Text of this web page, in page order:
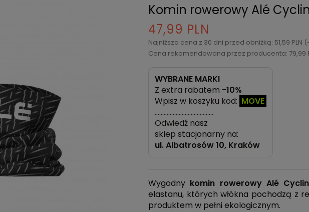
Komin rowerowy Alé
47,99 PLN
Najniższa cena z 30 dni przed obniżką: 51,59 PLN
Cena rekomendowana przez producenta: 79,99
WYBRANE MARKI
Z extra rabatem -10%
Wpisz w koszyku kod: MOVE
…………………………………
Odwiedź nasz
sklep stacjonarny na:
ul.Albatrosów 10, Kraków
Wygodny komin rowerowy Alé
elastanu, których włókna pochodzą z
produktem w pełni ekologicznym.